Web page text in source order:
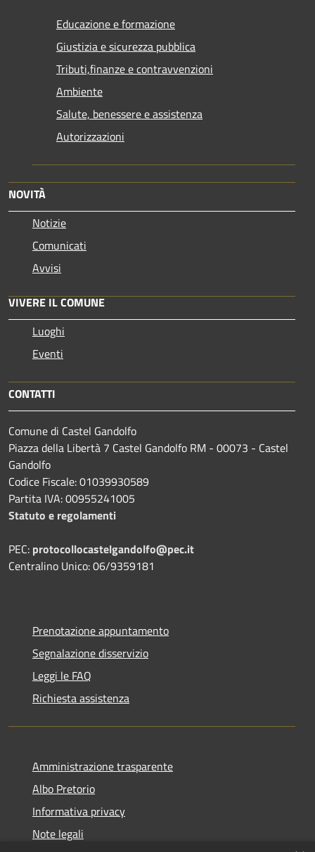
Educazione e formazione
Giustizia e sicurezza pubblica
Tributi,finanze e contravvenzioni
Ambiente
Salute, benessere e assistenza
Autorizzazioni
NOVITÀ
Notizie
Comunicati
Avvisi
VIVERE IL COMUNE
Luoghi
Eventi
CONTATTI
Comune di Castel Gandolfo
Piazza della Libertà 7 Castel Gandolfo RM - 00073 - Castel
Gandolfo
Codice Fiscale: 01039930589
Partita IVA: 00955241005
Statuto e regolamenti
PEC: protocollocastelgandolfo@pec.it
Centralino Unico: 06/9359181
Prenotazione appuntamento
Segnalazione disservizio
Leggi le FAQ
Richiesta assistenza
Amministrazione trasparente
Albo Pretorio
Informativa privacy
Note legali